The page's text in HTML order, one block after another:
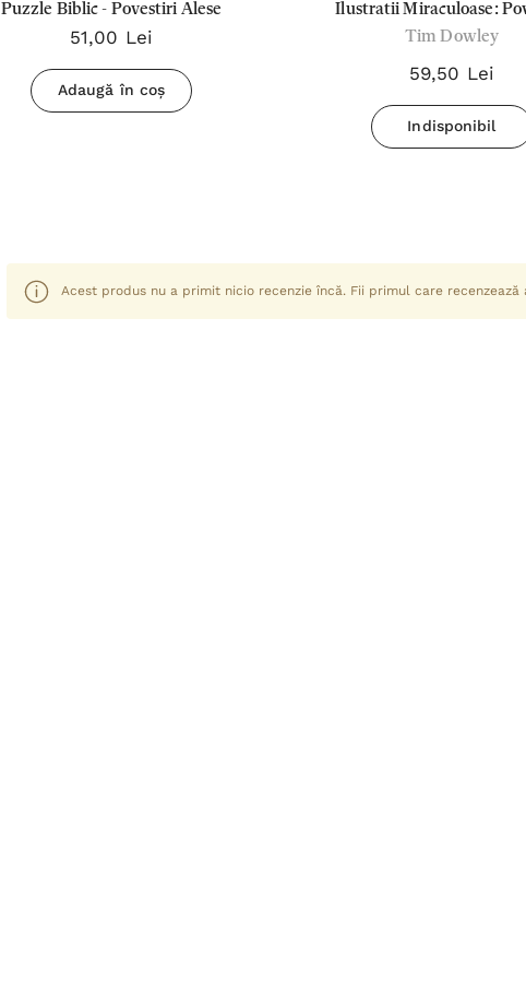
Puzzle Biblic - Povestiri Alese
51,00 Lei
Adaugă în coș
Ilustratii Miraculoase:
Biblice
Tim Dowley
59,50 Lei
Indisponibil
Acest produs nu a primit nicio recenzie încă. Fii primul care recenzează